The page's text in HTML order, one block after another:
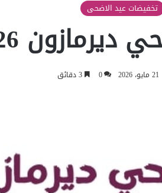
تخفيضات عيد الاضحى
2026
21 مايو، 2026 0 3 دقائق